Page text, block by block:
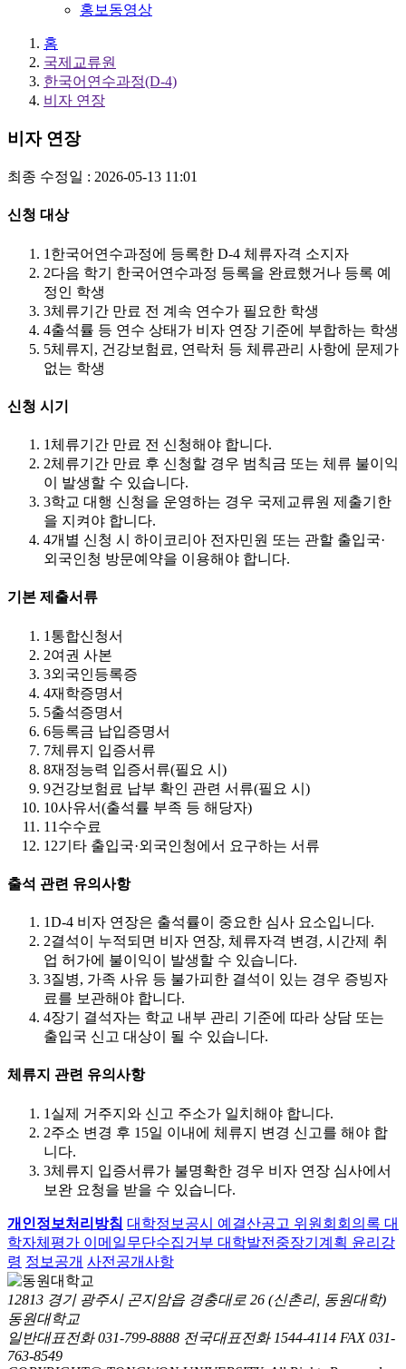
홍보동영상
홈
국제교류원
한국어연수과정(D-4)
비자 연장
비자 연장
최종 수정일 : 2026-05-13 11:01
신청 대상
1 한국어연수과정에 등록한 D-4 체류자격 소지자
2다음 학기 한국어연수과정 등록을 완료했거나 등록 예
정인 학생
3체류기간 만료 전 계속 연수가 필요한 학생
4출석률 등 연수 상태가 비자 연장 기준에 부합하는 학생
5체류지, 건강보험료, 연락처 등 체류관리 사항에 문제가
없는 학생
신청 시기
1 체류기간 만료 전 신청해야 합니다.
2체류기간 만료 후 신청할 경우 범칙금 또는 체류 불이익
이 발생할 수 있습니다.
3학교 대행 신청을 운영하는 경우 국제교류원 제출기한
을 지켜야 합니다.
4개별 신청 시 하이코리아 전자민원 또는 관할 출입국·
외국인청 방문예약을 이용해야 합니다.
기본 제출서류
1 통합신청서
2여권 사본
3외국인등록증
4재학증명서
5출석증명서
6등록금 납입증명서
7체류지 입증서류
8재정능력 입증서류(필요 시)
9건강보험료 납부 확인 관련 서류(필요 시)
10사유서(출석률 부족 등 해당자)
11 수수료
12기타 출입국·외국인청에서 요구하는 서류
출석 관련 유의사항
1D-4 비자 연장은 출석률이 중요한 심사 요소입니다.
2결석이 누적되면 비자 연장, 체류자격 변경, 시간제 취
업 허가에 불이익이 발생할 수 있습니다.
3질병, 가족 사유 등 불가피한 결석이 있는 경우 증빙자
료를 보관해야 합니다.
4장기 결석자는 학교 내부 관리 기준에 따라 상담 또는
출입국 신고 대상이 될 수 있습니다.
체류지 관련 유의사항
1 실제 거주지와 신고 주소가 일치해야 합니다.
2주소 변경 후 15일 이내에 체류지 변경 신고를 해야 합
니다.
3체류지 입증서류가 불명확한 경우 비자 연장 심사에서
보완 요청을 받을 수 있습니다.
개인정보처리방침 대학정보공시 예결산공고 위원회회의록 대
학자체평가 이메일무단수집거부 대학발전중장기계획 윤리강
령 정보공개 사전공개사항
12813 경기 광주시 곤지암읍 경충대로 26 (신촌리, 동원대학)
동원대학교
일반대표전화 031-799-8888 전국대표전화 1544-4114 FAX 031-
763-8549